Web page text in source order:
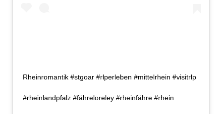
Rheinromantik #stgoar #rlperleben #mittelrhein #visitrlp
#rheinlandpfalz #fähreloreley #rheinfähre #rhein